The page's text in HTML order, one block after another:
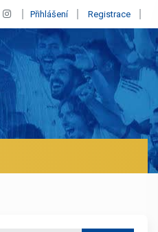
Vinícius! Blíží se jeho odchod z
Přihlášení Registrace